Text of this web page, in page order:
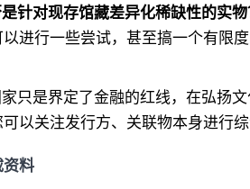
针对现存馆藏差异化稀缺性的实物
进行一些尝试，甚至搞一个有限
只是界定了金融的红线，在弘扬
以关注发行方、关联物本身进行综
料